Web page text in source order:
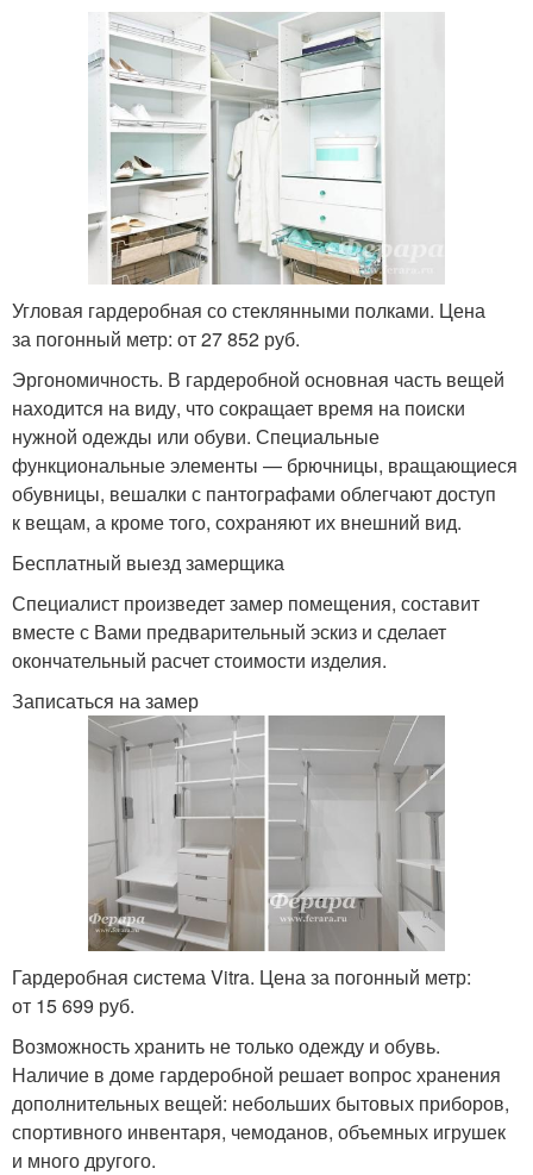
Угловая гардеробная со стеклянными полками. Цена
за погонный метр: от 27 852 руб.
Эргономичность. В гардеробной основная часть вещей
находится на виду, что сокращает время на поиски
нужной одежды или обуви. Специальные
функциональные элементы — брючницы, вращающиеся
обувницы, вешалки с пантографами облегчают доступ
к вещам, а кроме того, сохраняют их внешний вид.
Бесплатный выезд замерщика
Специалист произведет замер помещения, составит
вместе с Вами предварительный эскиз и сделает
окончательный расчет стоимости изделия.
Записаться на замер
Гардеробная система Vitra. Цена за погонный метр:
от 15 699 руб.
Возможность хранить не только одежду и обувь.
Наличие в доме гардеробной решает вопрос хранения
дополнительных вещей: небольших бытовых приборов,
спортивного инвентаря, чемоданов, объемных игрушек
и много другого.